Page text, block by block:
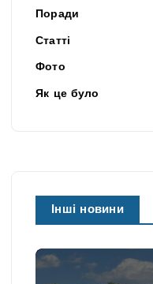
Поради
Статті
Фото
Як це було
Інші новини